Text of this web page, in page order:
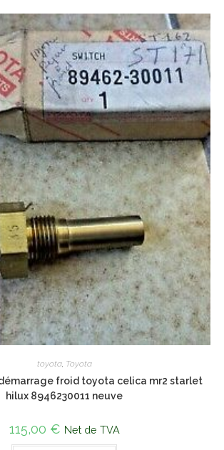
toyota, Toyota
démarrage froid toyota celica mr2 starlet
hilux 8946230011 neuve
115,00 € Net de TVA